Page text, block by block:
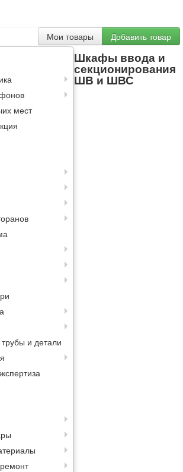
Мои товары Добавить товар
мест
и детали
Шкафы ввода и
секционирования
ШВ и ШВС